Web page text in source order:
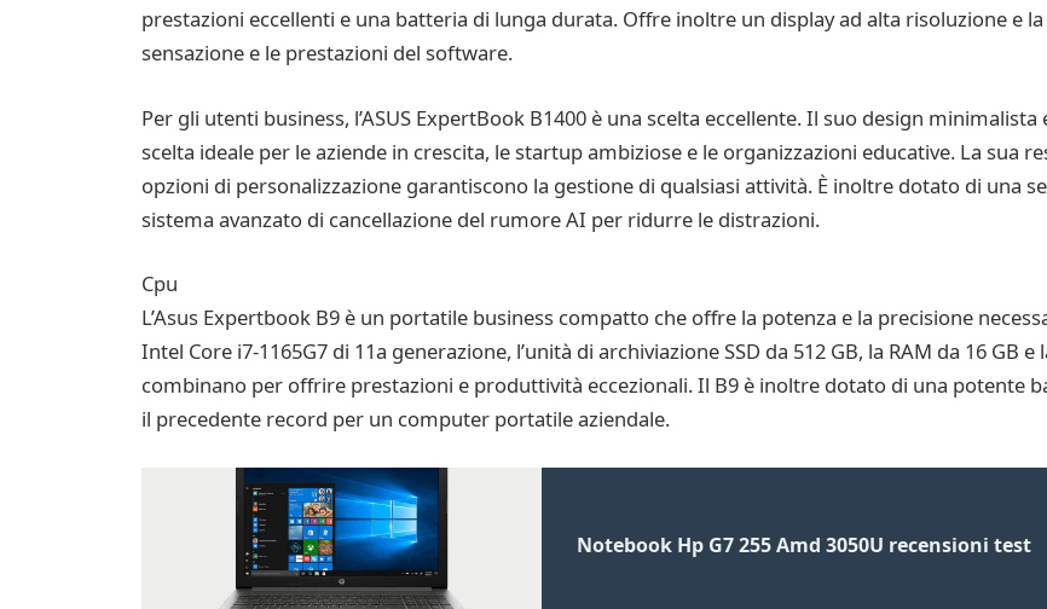
prestazioni eccellenti e una batteria di lunga durata. Offre inoltre un display ad alta risoluzione e
sensazione e le prestazioni del software.
Per gli utenti business, l’ASUS ExpertBook B1400 è una scelta eccellente. Il suo design
scelta ideale per le aziende in crescita, le startup ambiziose e le organizzazioni educative. La sua
opzioni di personalizzazione garantiscono la gestione di qualsiasi attività. È inoltre dotato di una
sistema avanzato di cancellazione del rumore AI per ridurre le distrazioni.
Cpu
L’Asus Expertbook B9 è un portatile business compatto che offre la potenza e la precisione
Intel Core i7-1165G7 di 11a generazione, l’unità di archiviazione SSD da 512 GB, la RAM da 16 GB
combinano per offrire prestazioni e produttività eccezionali. Il B9 è inoltre dotato di una potente
il precedente record per un computer portatile aziendale.
Notebook Hp G7 255 Amd 3050U recensioni test